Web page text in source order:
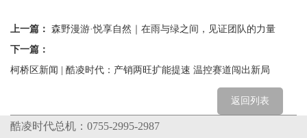
上一篇： 森野漫游·悦享自然｜在雨与绿之间，见证团队的力量
下一篇：
柯桥区新闻 | 酷凌时代：产销两旺扩能提速 温控赛道闯出新局
返回列表
酷凌时代总机：0755-2995-2987